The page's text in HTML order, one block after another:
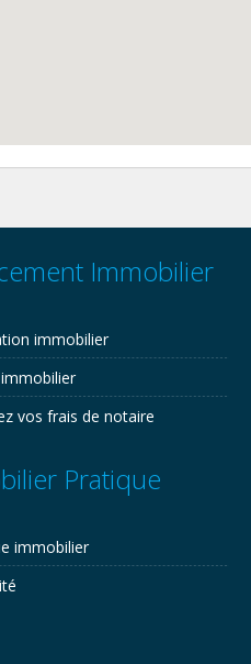
Immobilier
immobilier
vos frais de notaire
Pratique
immobilier